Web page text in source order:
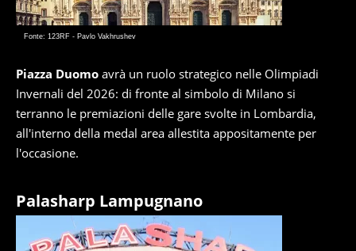
Fonte: 123RF - Pavlo Vakhrushev
Piazza Duomo avrà un ruolo strategico nelle Olimpiadi
Invernali del 2026: di fronte al simbolo di Milano si
terranno le premiazioni delle gare svolte in Lombardia,
all'interno della medal area allestita appositamente per
l'occasione.
Palasharp Lampugnano